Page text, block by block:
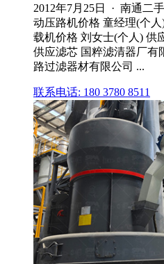
2012年7月25日 · 南通二
动压路机价格 童经理(个
载机价格 刘女士(个人) 供
供应滤芯 国粹滤清器厂有
路过滤器材有限公司 ...
联系电话: 180 3780 8511